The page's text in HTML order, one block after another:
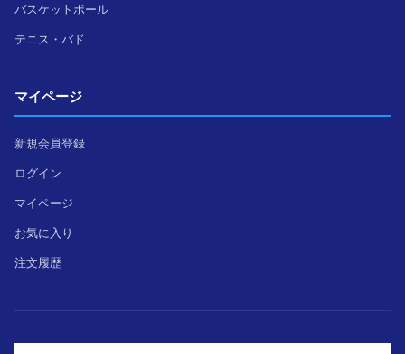
バスケットボール
テニス・バド
マイページ
新規会員登録
ログイン
マイページ
お気に入り
注文履歴